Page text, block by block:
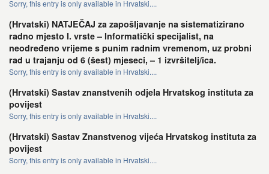
Sorry, this entry is only available in Hrvatski....
(Hrvatski) NATJEČAJ za zapošljavanje na sistematizirano
radno mjesto I. vrste – Informatički specijalist, na
neodređeno vrijeme s punim radnim vremenom, uz probni
rad u trajanju od 6 (šest) mjeseci, – 1 izvršitelj/ica.
Sorry, this entry is only available in Hrvatski....
(Hrvatski) Sastav znanstvenih odjela Hrvatskog instituta za
povijest
Sorry, this entry is only available in Hrvatski....
(Hrvatski) Sastav Znanstvenog vijeća Hrvatskog instituta za
povijest
Sorry, this entry is only available in Hrvatski....